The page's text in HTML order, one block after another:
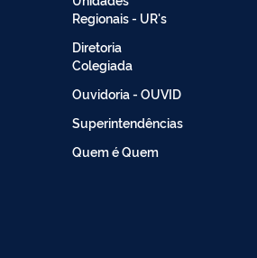
Regionais - UR's
Diretoria
Colegiada
Ouvidoria - OUVID
Superintendências
Quem é Quem